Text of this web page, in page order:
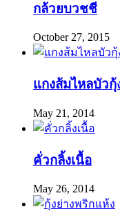
กล้วยบวชชี
October 27, 2015
แกงส้มไหลบัวกุ้
May 21, 2014
คั่วกลิ้งเนื้อ
May 26, 2014